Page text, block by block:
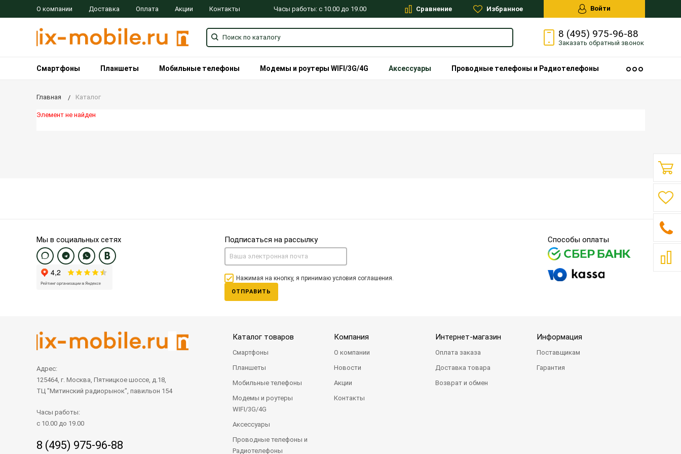
О компании Доставка Оплата Акции Контакты Часы работы: с 10.00 до 19.00 Сравнение Избранное Войти
8 (495) 975-96-88
Заказать обратный звонок
Смартфоны Планшеты Мобильные телефоны Модемы и роутеры WIFI/3G/4G Аксессуары Проводные телефоны и Радиотелефоны
Главная Каталог
Элемент не найден
Мы в социальных сетях Подписаться на рассылку
Нажимая на кнопку, я принимаю условия соглашения.
ОТПРАВИТЬ
Способы оплаты
Адрес:
125464, г. Москва, Пятницкое шоссе, д.18,
ТЦ "Митинский радиорынок", павильон 154
Часы работы:
с 10.00 до 19.00
8 (495) 975-96-88
Каталог товаров
Смартфоны
Планшеты
Мобильные телефоны
Модемы и роутеры
WIFI/3G/4G
Аксессуары
Проводные телефоны и
Радиотелефоны
Компания
О компании
Новости
Акции
Контакты
Интернет-магазин
Оплата заказа
Доставка товара
Возврат и обмен
Информация
Поставщикам
Гарантия